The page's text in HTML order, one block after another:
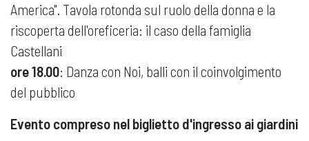
America". Tavola rotonda sul ruolo della donna e la
riscoperta dell'oreficeria: il caso della famiglia
Castellani
ore 18.00: Danza con Noi, balli con il coinvolgimento
del pubblico
Evento compreso nel biglietto d'ingresso ai giardini